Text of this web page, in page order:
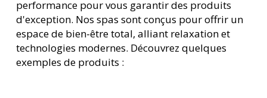
performance pour vous garantir des produits
d'exception. Nos spas sont conçus pour offrir un
espace de bien-être total, alliant relaxation et
technologies modernes. Découvrez quelques
exemples de produits :